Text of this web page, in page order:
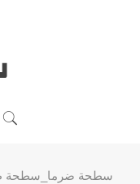
سطحة ضرما_سطحة